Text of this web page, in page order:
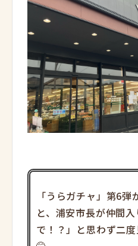
「うらガチャ」第6
と、浦安市長が仲間
で！？」と思わず二